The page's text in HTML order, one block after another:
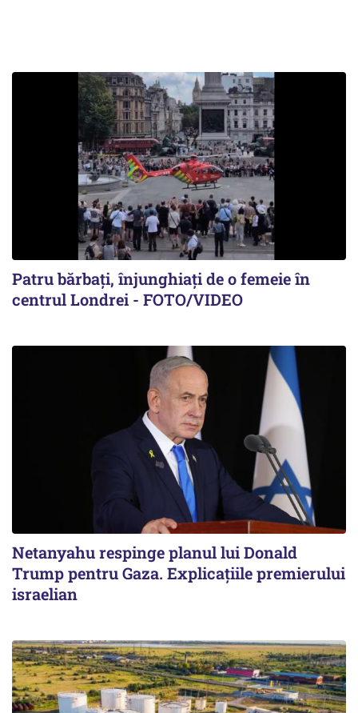
Patru bărbați, înjunghiați de o femeie în
centrul Londrei - FOTO/VIDEO
Netanyahu respinge planul lui Donald
Trump pentru Gaza. Explicațiile premierului
israelian